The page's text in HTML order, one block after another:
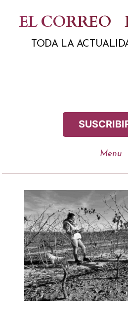
contenido
EL CORREO
TODA LA